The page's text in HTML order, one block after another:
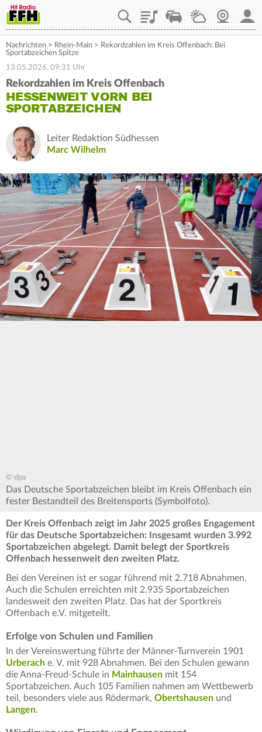
PlaylistStaupilotWetterWebcam
Nachrichten > Rhein-Main > Rekordzahlen im Kreis Offenbach: Bei
Sportabzeichen Spitze
13.05.2026, 09:31 Uhr
Rekordzahlen im Kreis Offenbach
HESSENWEIT VORN BEI
SPORTABZEICHEN
Leiter Redaktion Südhessen
Marc Wilhelm
© dpa
Das Deutsche Sportabzeichen bleibt im Kreis Offenbach ein
fester Bestandteil des Breitensports (Symbolfoto).
Der Kreis Offenbach zeigt im Jahr 2025 großes Engagement
für das Deutsche Sportabzeichen: Insgesamt wurden 3.992
Sportabzeichen abgelegt. Damit belegt der Sportkreis
Offenbach hessenweit den zweiten Platz.
Bei den Vereinen ist er sogar führend mit 2.718 Abnahmen.
Auch die Schulen erreichten mit 2.935 Sportabzeichen
landesweit den zweiten Platz. Das hat der Sportkreis
Offenbach e.V. mitgeteilt.
Erfolge von Schulen und Familien
In der Vereinswertung führte der Männer-Turnverein 1901
Urberach e. V. mit 928 Abnahmen. Bei den Schulen gewann
die Anna-Freud-Schule in Mainhausen mit 154
Sportabzeichen. Auch 105 Familien nahmen am Wettbewerb
teil, besonders viele aus Rödermark, Obertshausen und
Langen.